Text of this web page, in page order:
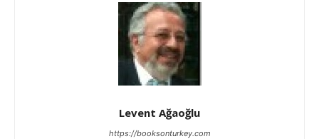
Levent Ağaoğlu
https://booksonturkey.com